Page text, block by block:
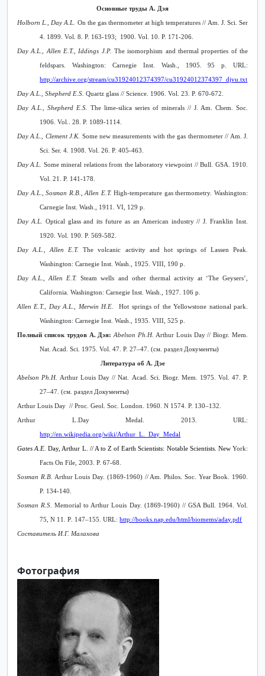
Основные труды А. Дэя
Holborn L., Day A.L. On the gas thermometer at high temperatures // Am. J. Sci. Ser
4. 1899. Vol. 8. P. 163-193; 1900. Vol. 10. P. 171-206.
Day A.L., Allen E.T., Iddings J.P. The isomorphism and thermal properties of the
feldspars. Washington: Carnegie Inst. Wash., 1905. 95 p. URL:
http://archive.org/stream/cu31924012374397/cu31924012374397_djvu.txt
Day A.L., Shepherd E.S. Quartz glass // Science. 1906. Vol. 23. P. 670-672.
Day A.L., Shepherd E.S. The lime-silica series of minerals // J. Am. Chem. Soc.
1906. Vol.. 28. P. 1089-1114.
Day A.L., Clement J.K. Some new measurements with the gas thermometer // Am. J.
Sci. Ser. 4. 1908. Vol. 26. P. 405-463.
Day A.L. Some mineral relations from the laboratory viewpoint // Bull. GSA. 1910.
Vol. 21. P. 141-178.
Day A.L., Sosman R.B., Allen E.T.High-temperature gas thermometry. Washington:
Carnegie Inst. Wash., 1911. VI, 129 p.
Day A.L. Optical glass and its future as an American industry // J. Franklin Inst.
1920. Vol. 190. P. 569-582.
Day A.L., Allen E.T.The volcanic activity and hot springs of Lassen Peak.
Washington: Carnegie Inst. Wash., 1925. VIII, 190 p.
Day A.L., Allen E.T. Steam wells and other thermal activity at ‘The Geysers’,
California. Washington: Carnegie Inst. Wash., 1927. 106 p.
Allen E.T., Day A.L., Merwin H.E.Hot springs of the Yellowstone national park.
Washington: Carnegie Inst. Wash., 1935. VIII, 525 p.
Полный список трудов А.Дэя: Abelson Ph.H. Arthur Louis Day // Biogr. Mem.
Nat. Acad. Sci. 1975. Vol. 47. P. 27–47.(см. раздел Документы)
Литература об А. Дэе
Abelson Ph.H. Arthur Louis Day //Nat. Acad. Sci. Biogr. Mem. 1975. Vol. 47. P.
27–47.(см. раздел Документы)
Arthur Louis Day // Proc. Geol. Soc. London. 1960. N 1574. P. 130–132.
Arthur L.Day Medal. 2013. URL:
http://en.wikipedia.org/wiki/Arthur_L._Day_Medal
Gates A.E. Day, Arthur L. // A to Z of Earth Scientists: Notable Scientists. NewYork:
Facts On File, 2003. P. 67-68.
Sosman R.B. Arthur Louis Day. (1869-1960) // Am. Philos. Soc. Year Book. 1960.
P. 134-140.
Sosman R.S. Memorial to Arthur Louis Day. (1869-1960) // GSA Bull. 1964. Vol.
75, N 11.P. 147–155. URL:http://books.nap.edu/html/biomems/aday.pdf
Составитель И.Г. Малахова
Фотография